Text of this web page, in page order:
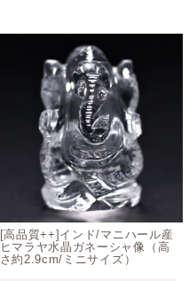
[高品質++]インド/マニハール産
ヒマラヤ水晶ガネーシャ像（高
さ約2.9cm/ミニサイズ）